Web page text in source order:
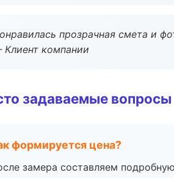
прозрачная смета и
компании
задаваемые вопросы
формируется цена?
замера составляем